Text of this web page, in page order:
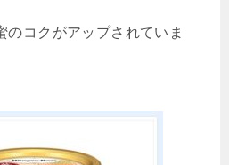
のコクがアップされていま